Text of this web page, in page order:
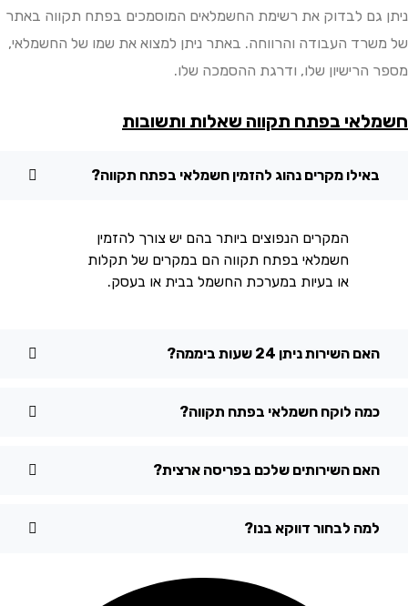
לבדוק את רשימת החשמלאים המוסמכים בפתח תקווה באתר
העבודה והרווחה. באתר ניתן למצוא את שמו של החשמלאי,
שלו, ודרגת ההסמכה שלו.
בפתח תקווה שאלות ותשובות
מקרים נהוג להזמין חשמלאי בפתח תקווה?
המקרים הנפוצים ביותר בהם יש צורך להזמין
חשמלאי בפתח תקווה הם במקרים של תקלות
או בעיות במערכת החשמל בבית או בעסק.
השירות ניתן 24 שעות ביממה?
לוקח חשמלאי בפתח תקווה?
השירותים שלכם בפריסה ארצית?
לבחור דווקא בנו?